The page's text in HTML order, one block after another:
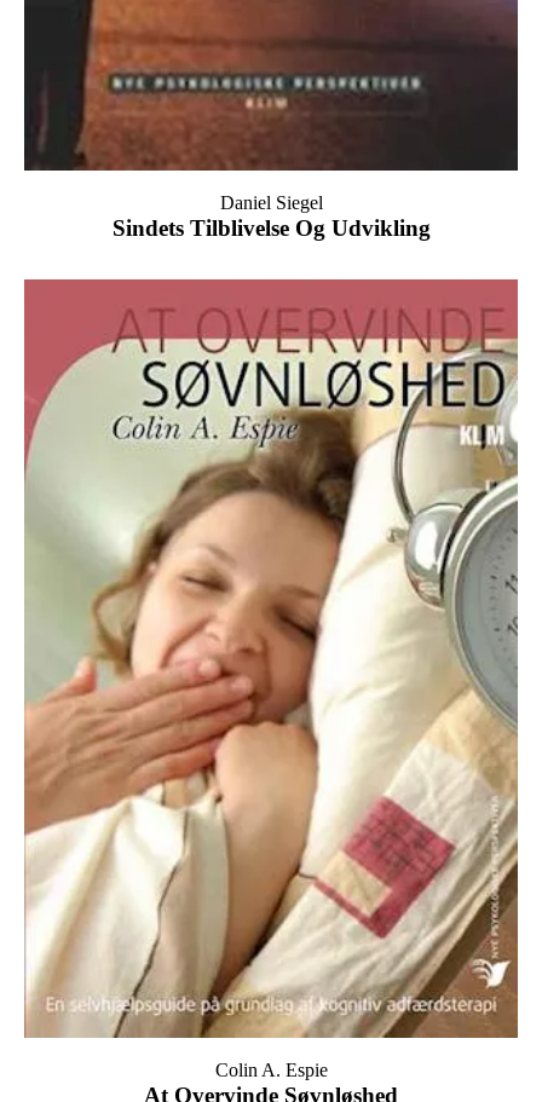
Sindets Tilblivelse Og Udvikling
Daniel Siegel
At Overvinde Søvnløshed
Colin A. Espie